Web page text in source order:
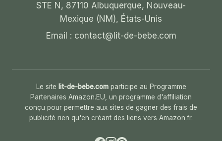
STE N, 87110 Albuquerque, Nouveau-
Mexique (NM), États-Unis
Email : contact@lit-de-bebe.com
Le site lit-de-bebe.comparticipe au Programme
Partenaires Amazon.EU, un programme d'affiliation
conçu pour permettre aux sites de gagner des frais de
publicité rien qu'en créant des liens vers Amazon.fr.